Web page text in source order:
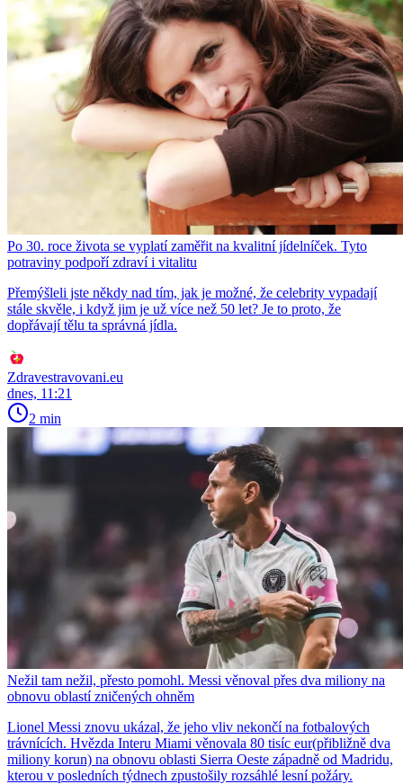
Po 30. roce života se vyplatí zaměřit na kvalitní jídelníček. Tyto
potraviny podpoří zdraví i vitalitu
Přemýšleli jste někdy nad tím, jak je možné, že celebrity vypadají
stále skvěle, i když jim je už více než 50 let? Je to proto, že
dopřávají tělu ta správná jídla.
Zdravestravovani.eu
dnes, 11:21
2 min
Nežil tam nežil, přesto pomohl. Messi věnoval přes dva miliony na
obnovu oblastí zničených ohněm
Lionel Messi znovu ukázal, že jeho vliv nekončí na fotbalových
trávnících. Hvězda Interu Miami věnovala 80 tisíc eur(přibližně dva
miliony korun) na obnovu oblasti Sierra Oeste západně od Madridu,
kterou v posledních týdnech zpustošily rozsáhlé lesní požáry.